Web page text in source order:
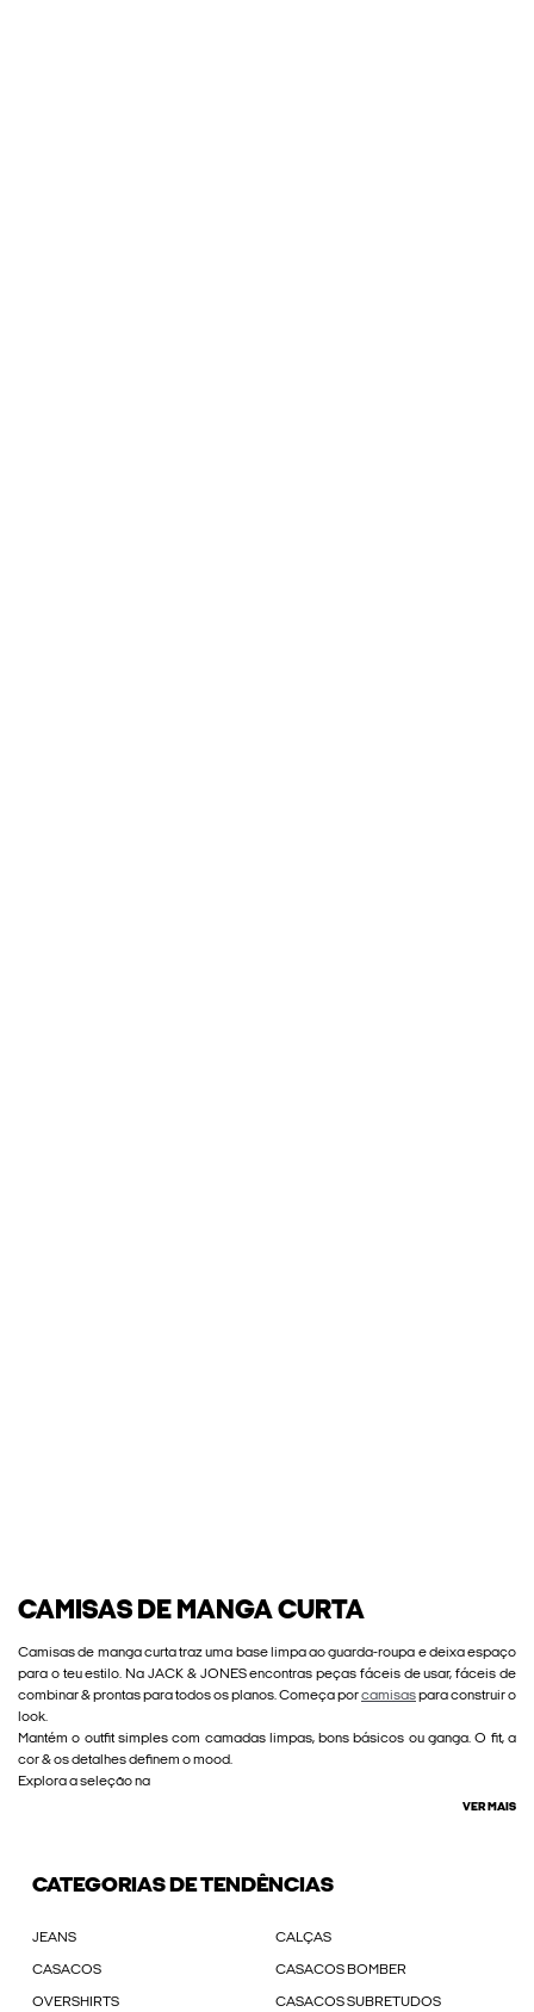
CAMISAS DE MANGA CURTA
Camisas de manga curta traz uma base limpa ao guarda-roupa e deixa espaço
para o teu estilo. Na JACK & JONES encontras peças fáceis de usar, fáceis de
combinar & prontas para todos os planos. Começa porcamisaspara construir o
look.
Mantém o outfit simples com camadas limpas, bons básicos ou ganga. O fit, a
cor & os detalhes definem o mood.
Explora a seleção na
VER MAIS
CATEGORIAS DE TENDÊNCIAS
JEANS CALÇAS
CASACOS CASACOS BOMBER
OVERSHIRTS CASACOS SUBRETUDOS